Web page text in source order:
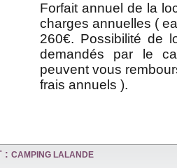
Forfait annuel de la
charges annuelles (
260€. Possibilité de
demandés par le
peuvent vous
frais annuels ).
: CAMPING LALANDE